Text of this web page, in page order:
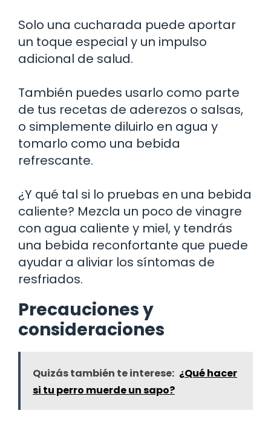
Solo una cucharada puede aportar
un toque especial y un impulso
adicional de salud.
También puedes usarlo como parte
de tus recetas de aderezos o salsas,
o simplemente diluirlo en agua y
tomarlo como una bebida
refrescante.
¿Y qué tal si lo pruebas en una bebida
caliente? Mezcla un poco de vinagre
con agua caliente y miel, y tendrás
una bebida reconfortante que puede
ayudar a aliviar los síntomas de
resfriados.
Precauciones y
consideraciones
Quizás también te interese: ¿Qué hacer
si tu perro muerde un sapo?